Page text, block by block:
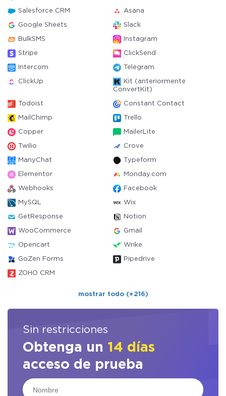
Salesforce CRM Asana
Google Sheets Slack
BulkSMS Instagram
Stripe ClickSend
Intercom Telegram
ClickUp
Kit (anteriormente
ConvertKit)
Todoist Constant Contact
MailChimp Trello
Copper MailerLite
Twilio Crove
ManyChat Typeform
Elementor Monday.com
Webhooks Facebook
MySQL Wix
GetResponse Notion
WooCommerce Gmail
Opencart Wrike
GoZen Forms Pipedrive
ZOHO CRM
mostrar todo (+216)
Sin restricciones
Obtenga un 14 días
acceso de prueba